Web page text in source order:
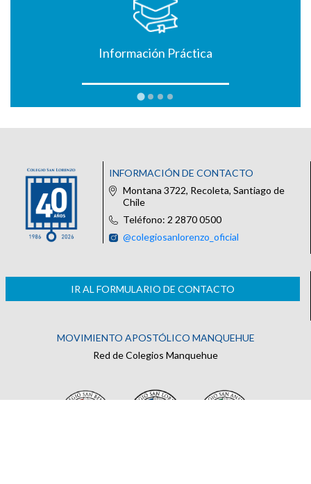
Información Práctica
INFORMACIÓN DE CONTACTO
Montana 3722, Recoleta, Santiago de
Chile
Teléfono: 2 2870 0500
@colegiosanlorenzo_oficial
IR AL FORMULARIO DE CONTACTO
MOVIMIENTO APOSTÓLICO MANQUEHUE
Red de Colegios Manquehue